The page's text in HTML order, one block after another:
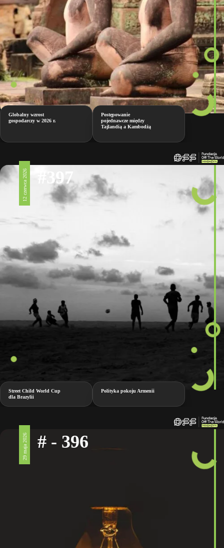
Globalny wzrost
gospodarczy w 2026 r.
Postępowanie
pojednawcze między
Tajlandią a Kambodżą
12 czerwca 2026 #397
Street Child World Cup
dla Brazylii
Polityka pokoju Armenii
29 maja 2026 # - 396